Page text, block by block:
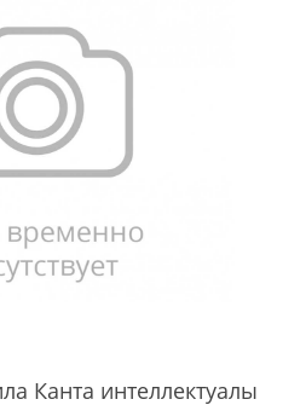
Канта интеллектуалы